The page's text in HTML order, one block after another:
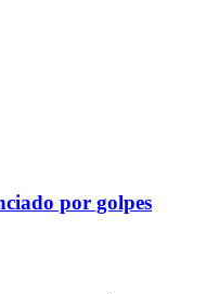
por golpes